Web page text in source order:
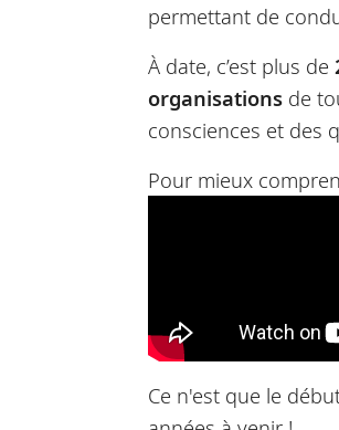
permettant de
À date, c’est plus de
organisations de
consciences et des
Pour mieux
Ce n'est que le